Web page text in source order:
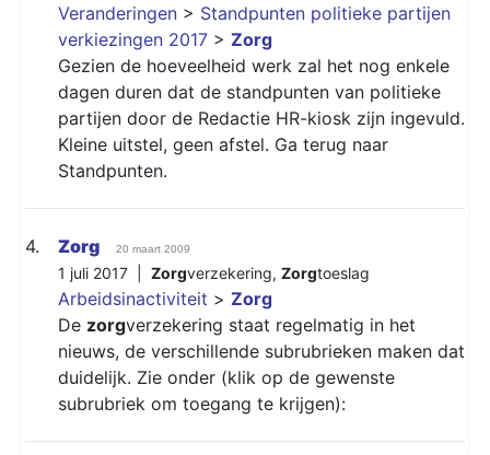
Veranderingen > Standpunten politieke partijen
verkiezingen 2017 > Zorg
Gezien de hoeveelheid werk zal het nog enkele
dagen duren dat de standpunten van politieke
partijen door de Redactie HR-kiosk zijn ingevuld.
Kleine uitstel, geen afstel. Ga terug naar
Standpunten.
4. Zorg 20 maart 2009
1 juli 2017 | Zorgverzekering, Zorgtoeslag
Arbeidsinactiviteit > Zorg
De zorgverzekering staat regelmatig in het
nieuws, de verschillende subrubrieken maken dat
duidelijk. Zie onder (klik op de gewenste
subrubriek om toegang te krijgen):